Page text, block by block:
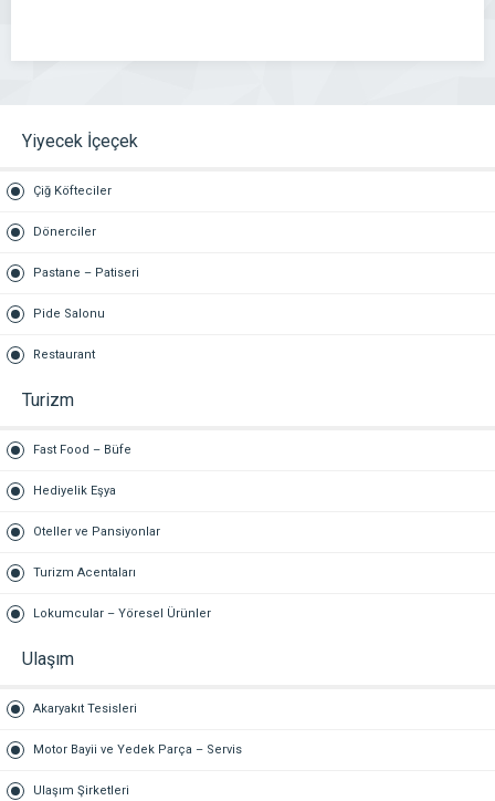
Yiyecek İçeçek
Çiğ Köfteciler
Dönerciler
Pastane – Patiseri
Pide Salonu
Restaurant
Turizm
Fast Food – Büfe
Hediyelik Eşya
Oteller ve Pansiyonlar
Turizm Acentaları
Lokumcular – Yöresel Ürünler
Ulaşım
Akaryakıt Tesisleri
Motor Bayii ve Yedek Parça – Servis
Ulaşım Şirketleri